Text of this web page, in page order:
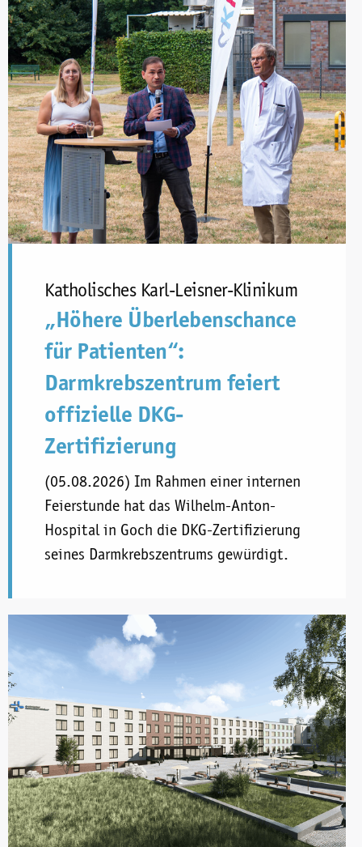
Katholisches Karl-Leisner-Klinikum
„Höhere Überlebenschance
für Patienten“:
Darmkrebszentrum feiert
offizielle DKG-
Zertifizierung
(05.08.2026) Im Rahmen einer internen
Feierstunde hat das Wilhelm-Anton-
Hospital in Goch die DKG-Zertifizierung
seines Darmkrebszentrums gewürdigt.